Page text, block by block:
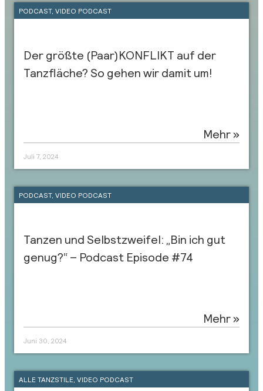
PODCAST, VIDEO PODCAST
Der größte (Paar)KONFLIKT auf der
Tanzfläche? So gehen wir damit um!
Mehr »
Juli 7, 2024
PODCAST, VIDEO PODCAST
Tanzen und Selbstzweifel: „Bin ich gut
genug?“ – Podcast Episode #74
Mehr »
Juni 30, 2024
ALLE TANZSTILE VIDEO PODCAST